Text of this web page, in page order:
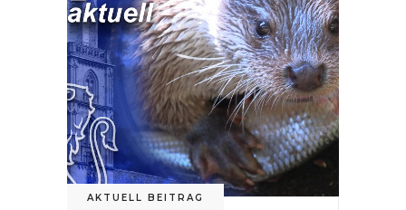
AKTUELL BEITRAG